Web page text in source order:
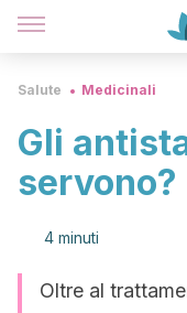
Salute Medicinali
Gli
servono?
4 minuti
Oltre al